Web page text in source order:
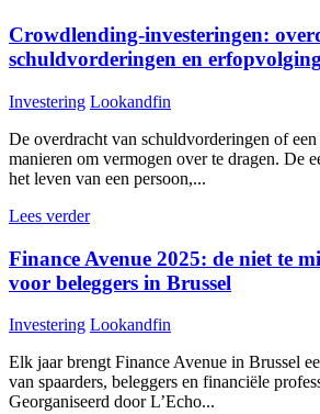
Crowdlending-investeringen:
schuldvorderingen en erfopvolging
Investering Lookandfin
De overdracht van schuldvorderingen of
manieren om vermogen over te dragen. De
het leven van een persoon,...
Lees verder
Finance Avenue 2025: de niet te
voor beleggers in Brussel
Investering Lookandfin
Elk jaar brengt Finance Avenue in Brussel
van spaarders, beleggers en financiële
Georganiseerd door L’Echo...